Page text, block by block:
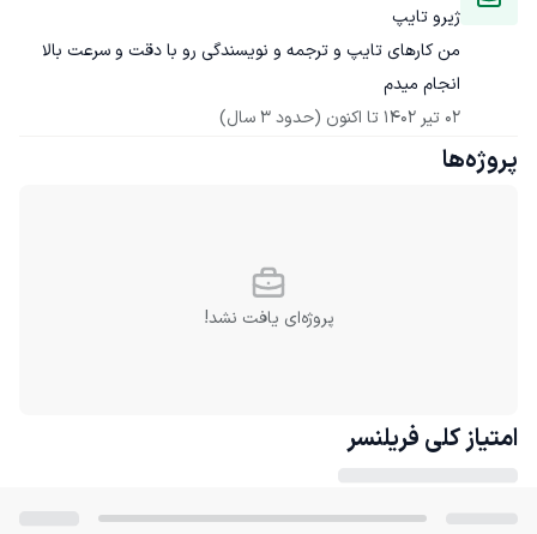
ژیرو تایپ
من کارهای تایپ و ترجمه و نویسندگی رو با دقت و سرعت بالا
انجام میدم
02 تیر 1402
تا اکنون (حدود 3 سال)
پروژه‌ها
پروژه‌ای یافت نشد!
امتیاز کلی فریلنسر